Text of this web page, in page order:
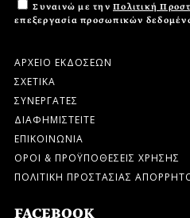
Συναινώ με την Πολιτική
επεξεργασία προσωπικών
ΑΡΧΕΙΟ ΕΚΔΟΣΕΩΝ
ΣΧΕΤΙΚΑ
ΣΥΝΕΡΓΑΤΕΣ
ΔΙΑΦΗΜΙΣΤΕΙΤΕ
ΕΠΙΚΟΙΝΩΝΙΑ
ΟΡΟΙ & ΠΡΟΫΠΟΘΕΣΕΙΣ ΧΡΗΣΗΣ
ΠΟΛΙΤΙΚΗ ΠΡΟΣΤΑΣΙΑΣ
FACEBOOK